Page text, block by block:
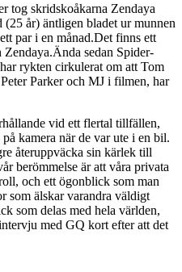
tog skridskoåkarna Zendaya
år) äntligen bladet ur munnen
par i en månad.Det finns ett
sedan Spider-
rykten cirkulerat om att Tom
Parker och MJ i filmen, har
vid ett flertal tillfällen,
kamera när de var ute i en bil.
återuppväcka sin kärlek till
berömmelse är att våra privata
och ett ögonblick som man
som älskar varandra väldigt
som delas med hela världen,
med GQ kort efter att det